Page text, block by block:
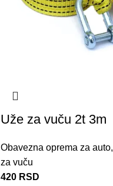
Uže za vuču 2t 3m
Obavezna oprema za auto,
za vuču
420 RSD